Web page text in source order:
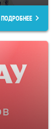
ПОДРОБНЕЕ